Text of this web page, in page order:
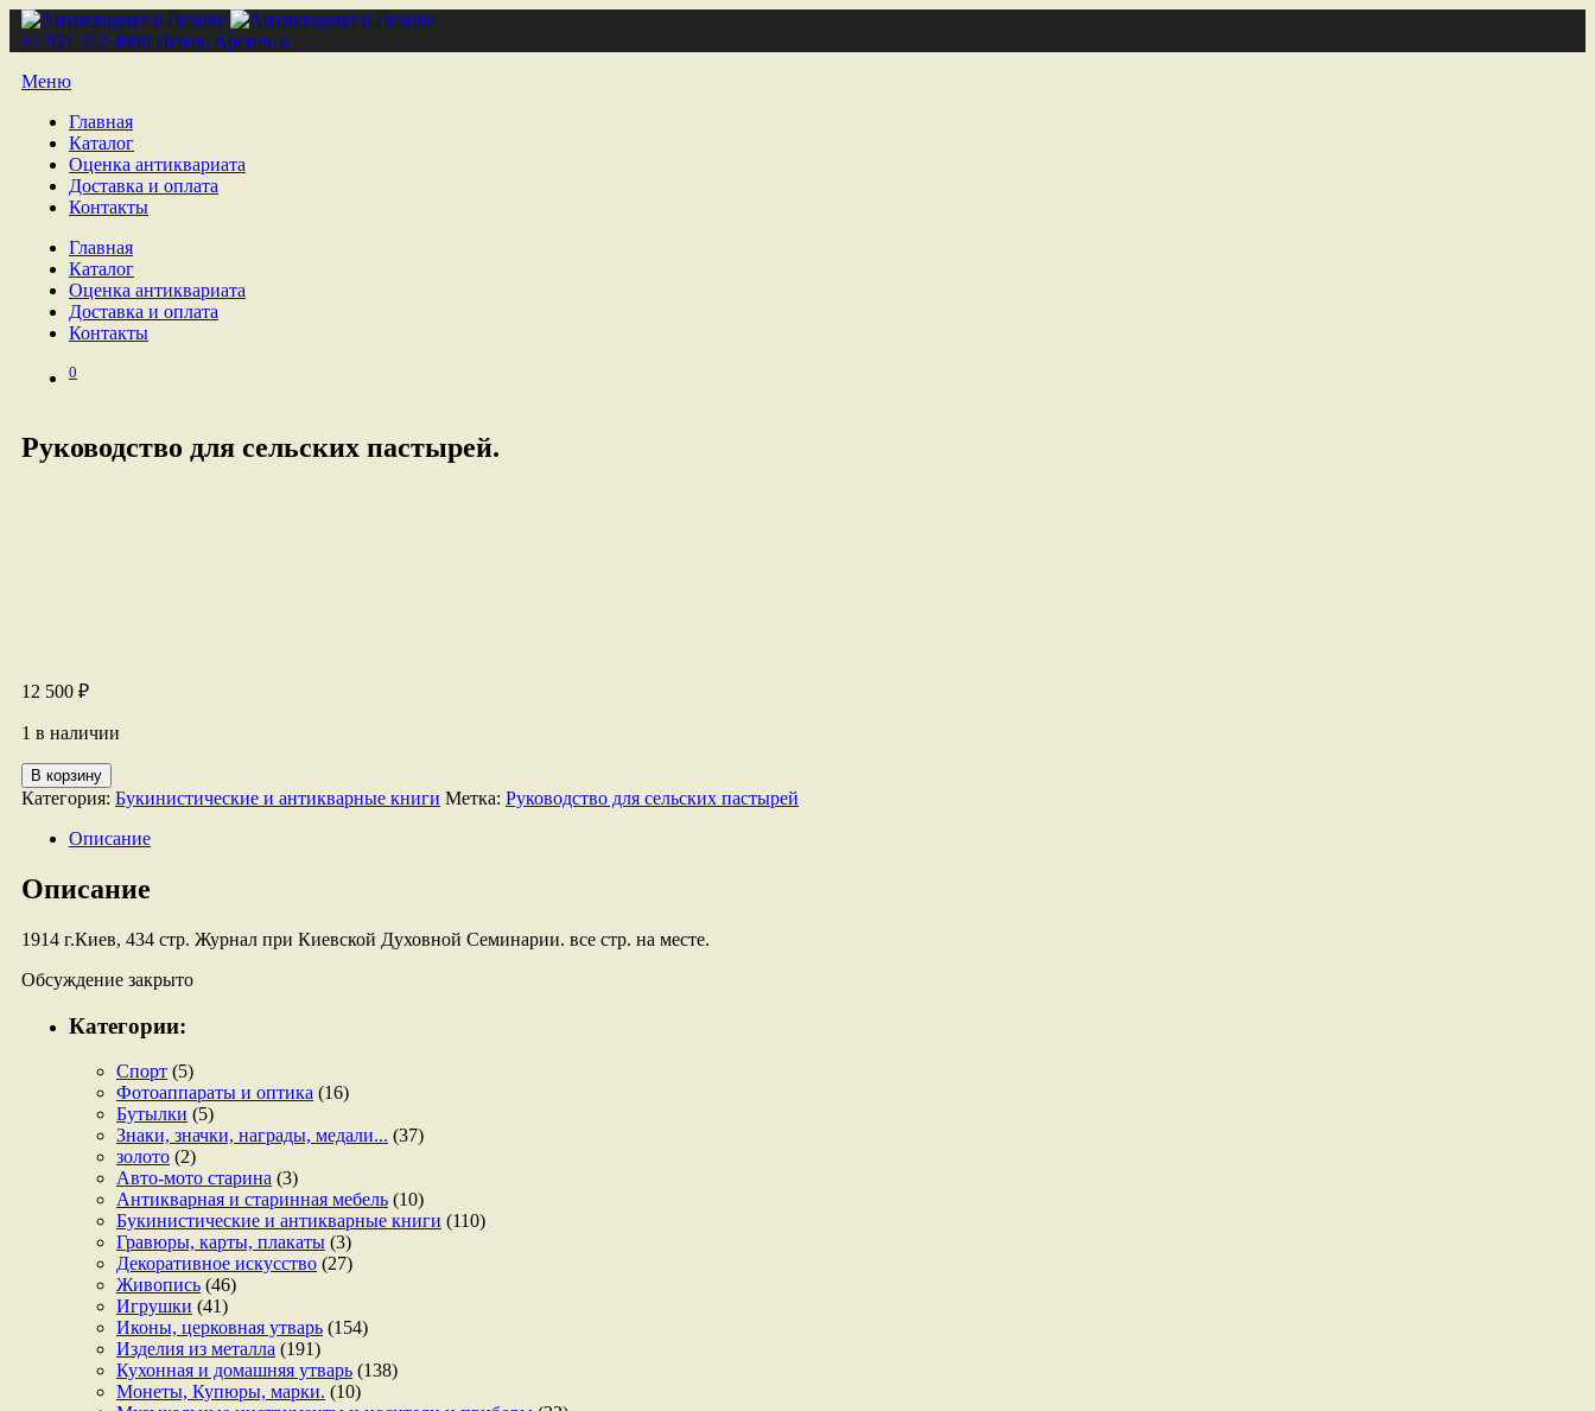
+7 921 212 4809 Псков, Кремль 6
Меню
Главная
Каталог
Оценка антиквариата
Доставка и оплата
Контакты
Главная
Каталог
Оценка антиквариата
Доставка и оплата
Контакты
0
Руководство для сельских пастырей.
12 500 ₽
1 в наличии
Количество
товара
Руководство
пастырей.
В корзину
Категория: Букинистические и антикварные книги Метка: Руководство для сельских пастырей
Описание
Описание
1914 г.Киев, 434 стр. Журнал при Киевской Духовной Семинарии. все стр. на месте.
Обсуждение закрыто
Категории:
Спорт (5)
Фотоаппараты и оптика (16)
Бутылки (5)
Знаки, значки, награды, медали... (37)
золото (2)
Авто-мото старина (3)
Антикварная и старинная мебель (10)
Букинистические и антикварные книги (110)
Гравюры, карты, плакаты (3)
Декоративное искусство (27)
Живопись (46)
Игрушки (41)
Иконы, церковная утварь (154)
Изделия из металла (191)
Кухонная и домашняя утварь (138)
Монеты, Купюры, марки. (10)